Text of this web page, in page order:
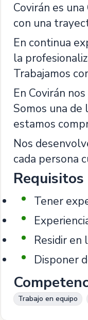
Covirán es
con una
En continua
la
Trabajamos
En Covirán
Somos una
estamos
Nos
cada persona
Tener
Residir en
Disponer
Trabajo en equipo